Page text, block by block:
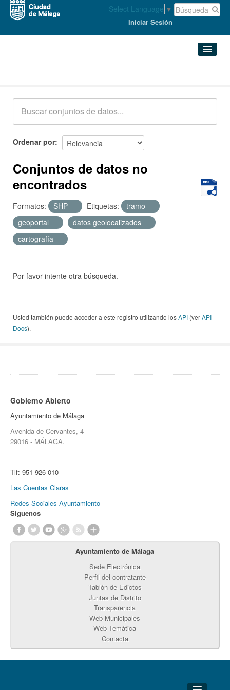
Select Language ▼
Iniciar Sesión
Acerca de
Ordenar por
Conjuntos de datos no
encontrados
Formatos: SHP Etiquetas:
tramo
geoportal
datos geolocalizados
cartografía
Por favor intente otra búsqueda.
Usted también puede acceder a este registro utilizando losAPI (verAPI
Docs).
Gobierno Abierto
Ayuntamiento de Málaga
Avenida de Cervantes, 4
29016 - MÁLAGA.
Tlf: 951 926 010
Las Cuentas Claras
Redes Sociales Ayuntamiento
Síguenos
Ayuntamiento de Málaga
Sede Electrónica
Perfil del contratante
Tablón de Edictos
Juntas de Distrito
Transparencia
Web Municipales
Web Temática
Contacta